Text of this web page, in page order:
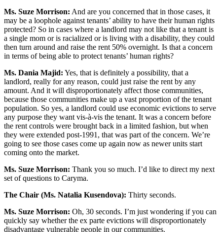
Ms. Suze Morrison: And are you concerned that in those cases, it
may be a loophole against tenants’ ability to have their human rights
protected? So in cases where a landlord may not like that a tenant is
a single mom or is racialized or is living with a disability, they could
then turn around and raise the rent 50% overnight. Is that a concern
in terms of being able to protect tenants’ human rights?
Ms. Dania Majid: Yes, that is definitely a possibility, that a
landlord, really for any reason, could just raise the rent by any
amount. And it will disproportionately affect those communities,
because those communities make up a vast proportion of the tenant
population. So yes, a landlord could use economic evictions to serve
any purpose they want vis-à-vis the tenant. It was a concern before
the rent controls were brought back in a limited fashion, but when
they were extended post-1991, that was part of the concern. We’re
going to see those cases come up again now as newer units start
coming onto the market.
Ms. Suze Morrison: Thank you so much. I’d like to direct my next
set of questions to Caryma.
The Chair (Ms. Natalia Kusendova): Thirty seconds.
Ms. Suze Morrison: Oh, 30 seconds. I’m just wondering if you can
quickly say whether the ex parte evictions will disproportionately
disadvantage vulnerable people in our communities.